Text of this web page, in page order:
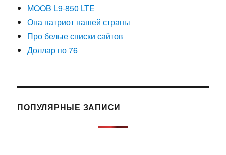
MOOB L9-850 LTE
Она патриот нашей страны
Про белые списки сайтов
Доллар по 76
ПОПУЛЯРНЫЕ ЗАПИСИ